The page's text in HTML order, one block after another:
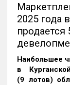
2025 года
продается
Наибольшее
в
(9 лотов)